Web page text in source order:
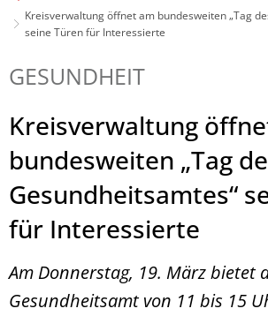
Kreisverwaltung öffnet am bundesweiten „Tag
seine Türen für Interessierte
GESUNDHEIT
Kreisverwaltung
bundesweiten „Tag
Gesundheitsamtes“
für Interessierte
Am Donnerstag, 19. März bietet
Gesundheitsamt von 11 bis 15